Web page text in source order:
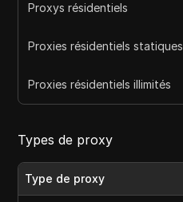
Proxys résidentiels
Proxies résidentiels statiques
Proxies résidentiels illimités
Types de proxy
Type de proxy